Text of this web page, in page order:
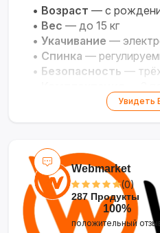
• Возраст — с
• Вес — до 15 кг
• Укачивание —
• Спинка —
• Безопасность —
Увидеть
Webmarket
(0)
287 Продукты
100%
положительный